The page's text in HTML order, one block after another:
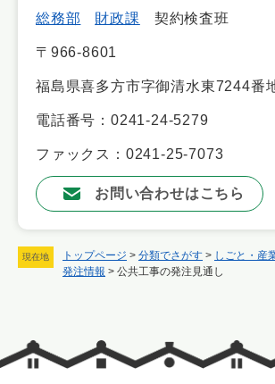
現在地 トップページ > 分類でさがす > しごと・産
発注情報 > 公共工事の発注見通し
総務部 財政課 契約検査班
〒966-8601
福島県喜多方市字御清水東7244番
電話番号：0241-24-5279
ファックス：0241-25-7073
お問い合わせはこちら